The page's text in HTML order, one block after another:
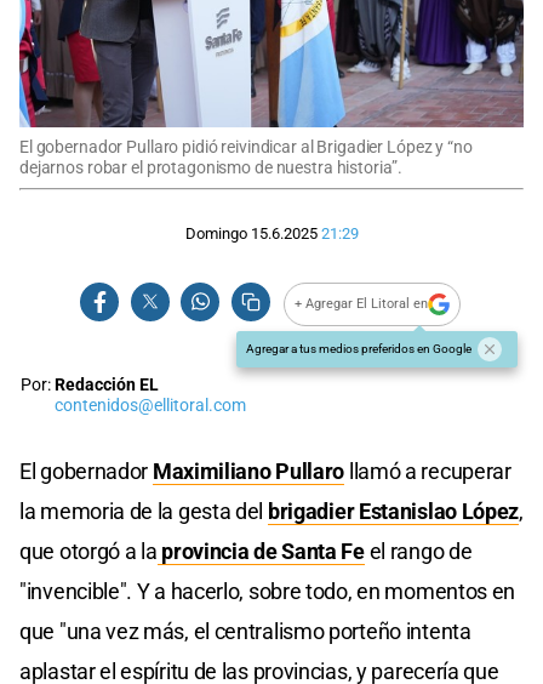
El gobernador Pullaro pidió reivindicar al Brigadier López y “no
dejarnos robar el protagonismo de nuestra historia”.
Domingo 15.6.2025 21:29
+ Agregar El Litoral en
Agregar a tus medios preferidos en Google
Por:Redacción EL
contenidos@ellitoral.com
El gobernador Maximiliano Pullaro llamó a recuperar
la memoria de la gesta del brigadier Estanislao López,
que otorgó a la provincia de Santa Feel rango de
"invencible". Y a hacerlo, sobre todo, en momentos en
que "una vez más, el centralismo porteño intenta
aplastar el espíritu de las provincias, y parecería que